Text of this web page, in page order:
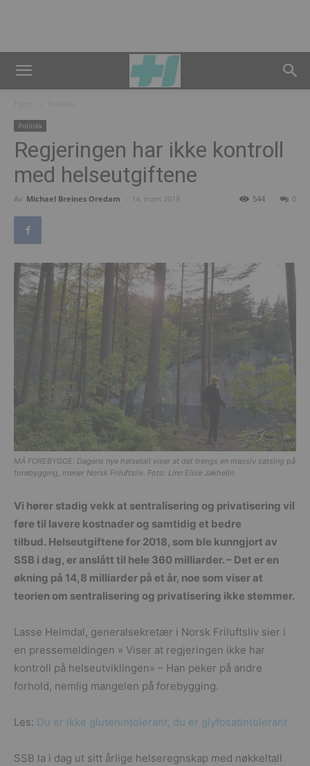
Politikk
Regjeringen har ikke kontroll
med helseutgiftene
Av Michael Breines Oredam - 14. mars 2019 0
544
MÅ FOREBYGGE: Dagens nye helsetall viser at det trengs en massiv satsing på
forebygging, mener Norsk Friluftsliv. Foto: Linn Elise Jakhelln
Vi hører stadig vekk at sentralisering og privatisering vil
føre til lavere kostnader og samtidig et bedre
tilbud. Helseutgiftene for 2018, som ble kunngjort av
SSB i dag, er anslått til hele 360 milliarder. – Det er en
økning på 14,8 milliarder på et år, noe som viser at
teorien om sentralisering og privatisering ikke stemmer.
Lasse Heimdal, generalsekretær i Norsk Friluftsliv sier i
en pressemeldingen » Viser at regjeringen ikke har
kontroll på helseutviklingen» – Han peker på andre
forhold, nemlig mangelen på forebygging.
Les: Du er ikke glutenintolerant, du er glyfosatintolerant
SSB la i dag ut sitt årlige helseregnskap med nøkkeltall